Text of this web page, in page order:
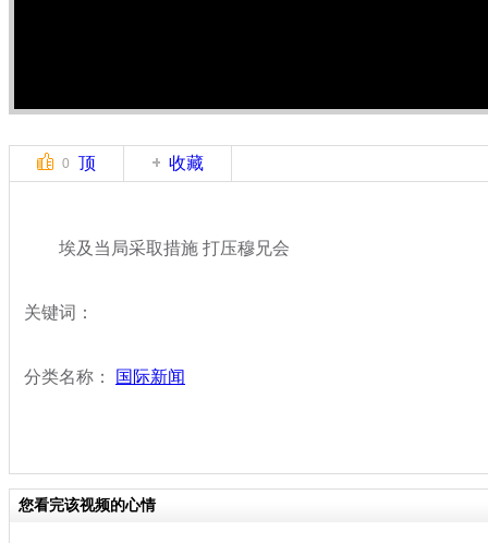
0 顶 收藏
埃及当局采取措施 打压穆兄会
关键词：
分类名称： 国际新闻
您看完该视频的心情